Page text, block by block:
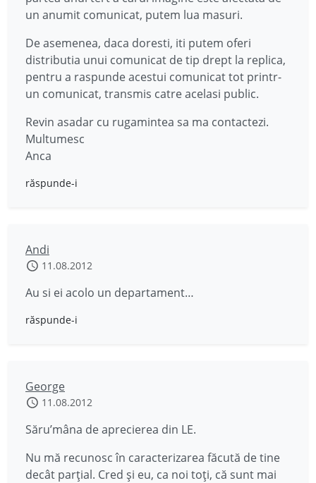
un anumit comunicat, putem lua masuri.
De asemenea, daca doresti, iti putem oferi
distributia unui comunicat de tip drept la replica,
pentru a raspunde acestui comunicat tot printr-
un comunicat, transmis catre acelasi public.
Revin asadar cu rugamintea sa ma contactezi.
Multumesc
Anca
răspunde-i
Andi
11.08.2012
Au si ei acolo un departament…
răspunde-i
George
11.08.2012
Săru’mâna de aprecierea din LE.
Nu mă recunosc în caracterizarea făcută de tine
decât parțial. Cred și eu, ca noi toți, că sunt mai